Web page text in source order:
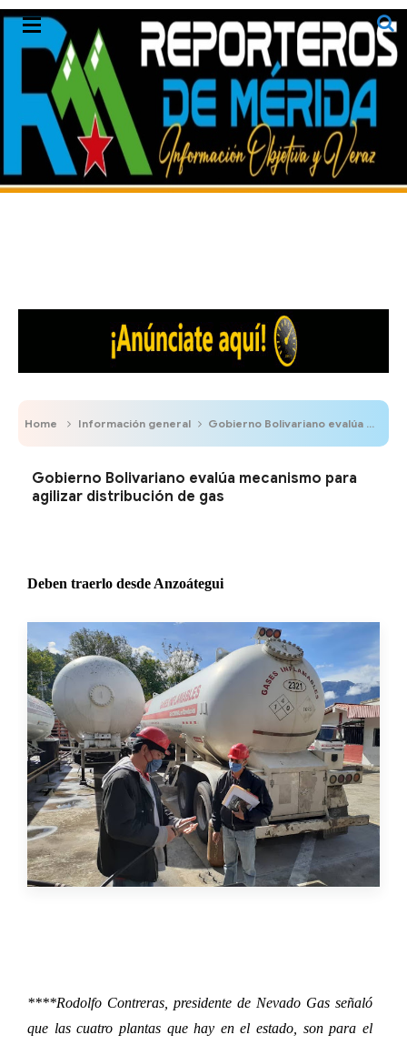
Home Información general Gobierno Bolivariano evalúa mecanismo para agilizar distribución de gas
Gobierno Bolivariano evalúa mecanismo para
agilizar distribución de gas
Deben traerlo desde Anzoátegui
****Rodolfo Contreras, presidente de Nevado Gas señaló
que las cuatro plantas que hay en el estado, son para el